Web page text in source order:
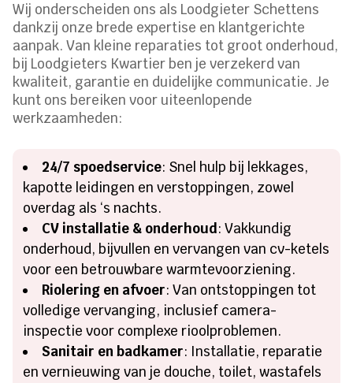
Wij onderscheiden ons als Loodgieter Schettens
dankzij onze brede expertise en klantgerichte
aanpak. Van kleine reparaties tot groot onderhoud,
bij Loodgieters Kwartier ben je verzekerd van
kwaliteit, garantie en duidelijke communicatie. Je
kunt ons bereiken voor uiteenlopende
werkzaamheden:
24/7 spoedservice: Snel hulp bij lekkages,
kapotte leidingen en verstoppingen, zowel
overdag als ‘s nachts.
CV installatie & onderhoud: Vakkundig
onderhoud, bijvullen en vervangen van cv-ketels
voor een betrouwbare warmtevoorziening.
Riolering en afvoer: Van ontstoppingen tot
volledige vervanging, inclusief camera-
inspectie voor complexe rioolproblemen.
Sanitair en badkamer: Installatie, reparatie
en vernieuwing van je douche, toilet, wastafels